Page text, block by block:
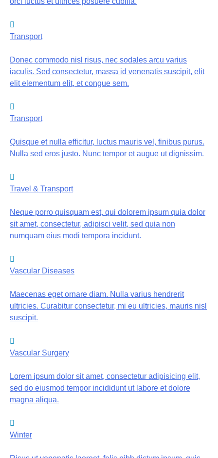
Transport
Donec commodo nisl risus, nec sodales arcu varius
iaculis. Sed consectetur, massa id venenatis suscipit, elit
elit elementum elit, et congue sem.
Transport
Quisque et nulla efficitur, luctus mauris vel, finibus purus.
Nulla sed eros justo. Nunc tempor et augue ut dignissim.
Travel & Transport
Neque porro quisquam est, qui dolorem ipsum quia dolor
sit amet, consectetur, adipisci velit, sed quia non
numquam eius modi tempora incidunt.
Vascular Diseases
Maecenas eget ornare diam. Nulla varius hendrerit
ultricies. Curabitur consectetur, mi eu ultricies, mauris nisl
suscipit.
Vascular Surgery
Lorem ipsum dolor sit amet, consectetur adipisicing elit,
sed do eiusmod tempor incididunt ut labore et dolore
magna aliqua.
Winter